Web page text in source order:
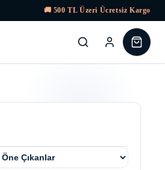
🚚 500 TL Üzeri Ücretsiz Kargo